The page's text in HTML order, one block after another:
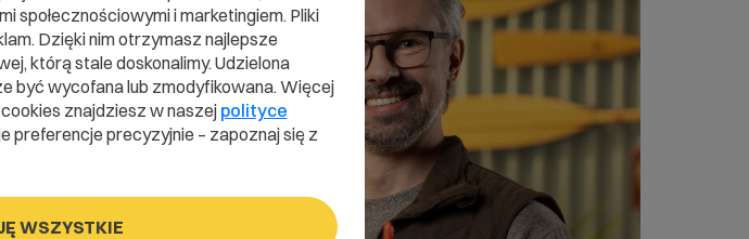
społecznościowymi i marketingiem. Pliki
Dzięki nim otrzymasz najlepsze
którą stale doskonalimy. Udzielona
być wycofana lub zmodyfikowana. Więcej
znajdziesz w naszejpolityce
preferencje precyzyjnie – zapoznaj się z
WSZYSTKIE